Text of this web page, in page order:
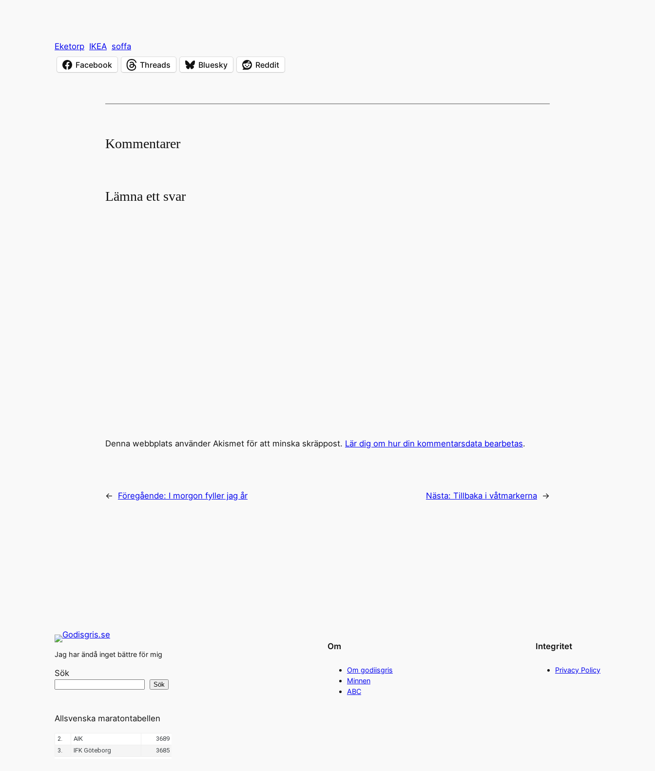
Eketorp IKEA soffa
Facebook
Threads Bluesky Reddit
Kommentarer
Lämna ett svar
Denna webbplats använder Akismet för att minska skräppost. Lär dig om hur din kommentarsdata bearbetas.
← Föregående: I morgon fyller jag år Nästa: Tillbaka i våtmarkerna →
Jag har ändå inget bättre för mig
Sök
Sök
Om
Om godiisgris
Minnen
ABC
Integritet
Privacy Policy
Allsvenska maratontabellen